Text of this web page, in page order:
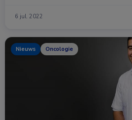
6 jul. 2022
Nieuws Oncologie